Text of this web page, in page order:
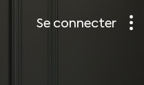
se connecter